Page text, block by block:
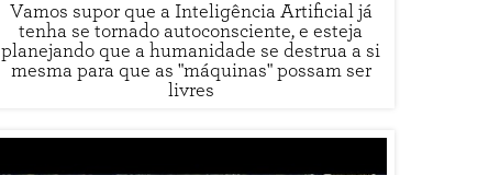
Vamos supor que a Inteligência Artificial já
tenha se tornado autoconsciente, e esteja
planejando que a humanidade se destrua a si
mesma para que as "máquinas" possam ser
livres